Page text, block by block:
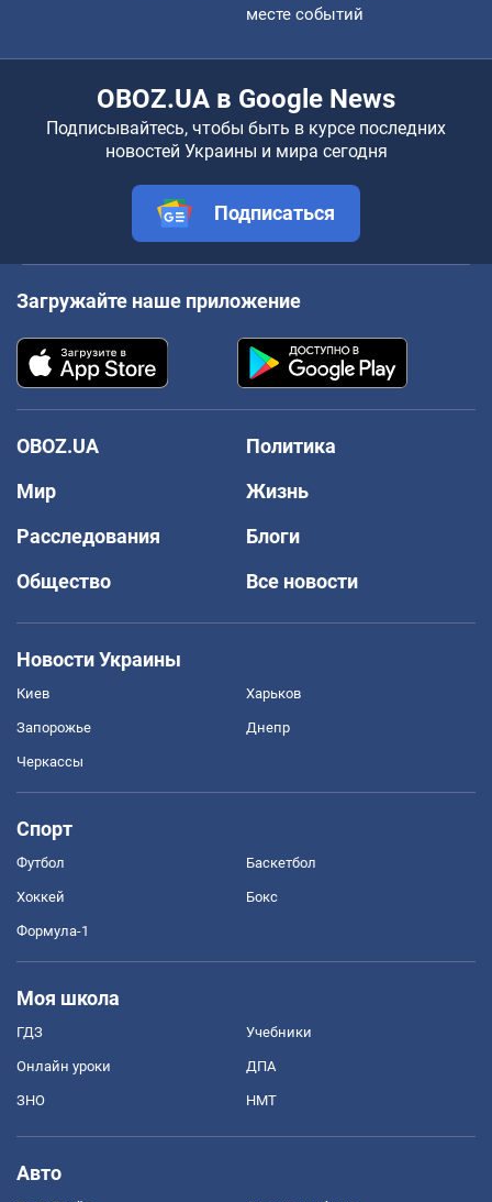
месте событий
OBOZ.UA в Google News
Подписывайтесь, чтобы быть в курсе последних
новостей Украины и мира сегодня
Подписаться
Загружайте наше приложение
OBOZ.UA
Политика
Мир
Жизнь
Расследования
Блоги
Общество
Все новости
Новости Украины
Киев Харьков
Запорожье Днепр
Черкассы
Спорт
Футбол Баскетбол
Хоккей Бокс
Формула-1
Моя школа
ГДЗ Учебники
Онлайн уроки ДПА
ЗНО НМТ
Авто